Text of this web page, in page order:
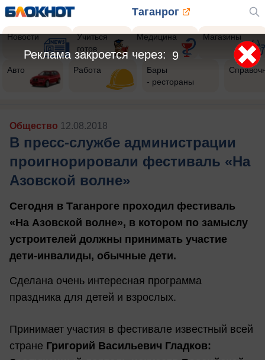
Таганрог
Новости
Учиться
готов
Медицина Магазины
Авто Работа
Бары
- рестораны
Общество 12.08.2018
В пресс-службе администрации
проигнорировали фестиваль «На
Азовской волне»
Сегодня в Таганроге проходил фестиваль
«На Азовской волне», в котором по замыслу
устроителей должны принимать участие
дети-инвалиды, обычные дети.
Сделана очень интересная программа
праздника для детей и взрослых.
Принимает участия в фестивале известный всей
стране Григорий Васильевич Гладков:
6
Реклама закроется через: